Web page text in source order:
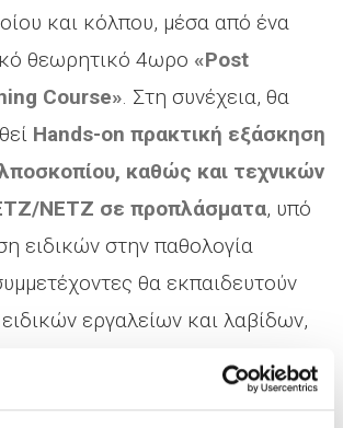
και κόλπου, μέσα από ένα
θεωρητικό 4ωρο «Post
Course». Στη συνέχεια, θα
Hands-on πρακτική εξάσκηση
καθώς και τεχνικών
/NETZ σε προπλάσματα, υπό
ειδικών στην παθολογία
θα εκπαιδευτούν
εργαλείων και λαβίδων,